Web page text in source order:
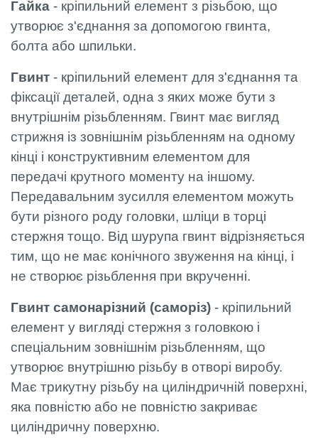
Гайка - кріпильний елемент з різьбою, що
утворює з'єднання за допомогою гвинта,
болта або шпильки.
Гвинт - кріпильний елемент для з'єднання та
фіксації деталей, одна з яких може бути з
внутрішнім різьбленням. Гвинт має вигляд
стрижня із зовнішнім різьбленням на одному
кінці і конструктивним елементом для
передачі крутного моменту на іншому.
Передавальним зусилля елементом можуть
бути різного роду головки, шліци в торці
стержня тощо. Від шурупа гвинт відрізняється
тим, що не має конічного звуження на кінці, і
не створює різьблення при вкрученні.
Гвинт самонарізний (саморіз) - кріпильний
елемент у вигляді стержня з головкою і
спеціальним зовнішнім різьбленням, що
утворює внутрішню різьбу в отворі виробу.
Має трикутну різьбу на циліндричній поверхні,
яка повністю або не повністю закриває
циліндричну поверхню.